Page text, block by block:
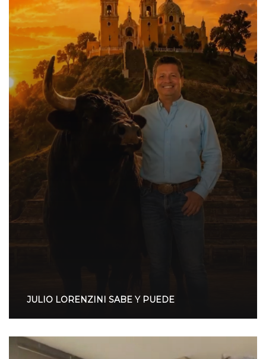
JULIO LORENZINI SABE Y PUEDE